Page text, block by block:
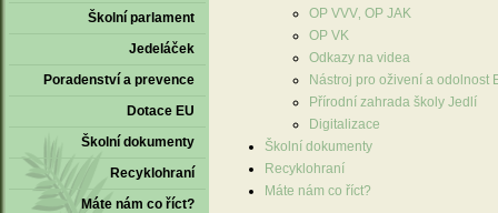
Školní parlament
Jedeláček
Poradenství a prevence
Dotace EU
Školní dokumenty
Recyklohraní
Máte nám co říct?
OP VVV‚ OP JAK
OP VK
Odkazy na videa
Nástroj pro oživení a odolnost
Přírodní zahrada školy Jedlí
Digitalizace
Školní dokumenty
Recyklohraní
Máte nám co říct?